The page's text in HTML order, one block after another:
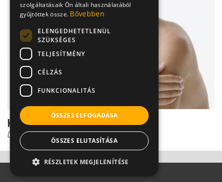
Kulcscsonttörés diagnózisa
Dr. Gulyás Károly
szolgáltatásaik Ön általi használatából
gyűjtöttek össze. Bővebben
ELENGEDHETETLENÜL
SZÜKSÉGES
TELJESÍTMÉNY
CÉLZÁS
FUNKCIONALITÁS
ÖSSZES ELFOGADÁSA
ÖSSZES ELUTASÍTÁSA
RÉSZLETEK MEGJELENÍTÉSE